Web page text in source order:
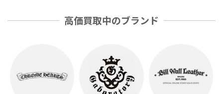
高価買取中のブランド